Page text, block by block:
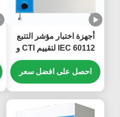
أجهزة اختبار مؤشر التتبع
IEC 60112 لتقييم CTI و
PTI
احصل على افضل سعر